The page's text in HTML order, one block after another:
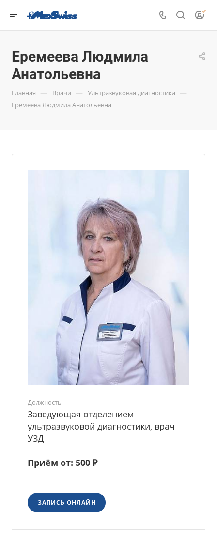
Еремеева Людмила
Анатольевна
Главная — Врачи — Ультразвуковая диагностика —
Еремеева Людмила Анатольевна
Должность
Заведующая отделением
ультразвуковой диагностики, врач
УЗД
Приём от: 500 ₽
ЗАПИСЬ ОНЛАЙН